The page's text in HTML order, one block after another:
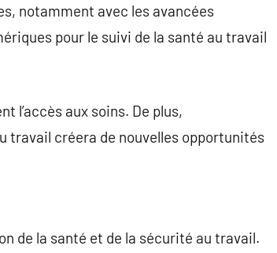
notamment avec les avancées
pour le suivi de la santé au travail
l’accès aux soins. De plus,
travail créera de nouvelles opportunités
de la santé et de la sécurité au travail.